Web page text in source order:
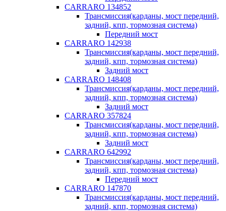
CARRARO 134852
Трансмиссия(карданы, мост передний,
задний, кпп, тормозная система)
Передний мост
CARRARO 142938
Трансмиссия(карданы, мост передний,
задний, кпп, тормозная система)
Задний мост
CARRARO 148408
Трансмиссия(карданы, мост передний,
задний, кпп, тормозная система)
Задний мост
CARRARO 357824
Трансмиссия(карданы, мост передний,
задний, кпп, тормозная система)
Задний мост
CARRARO 642992
Трансмиссия(карданы, мост передний,
задний, кпп, тормозная система)
Передний мост
CARRARO 147870
Трансмиссия(карданы, мост передний,
задний, кпп, тормозная система)